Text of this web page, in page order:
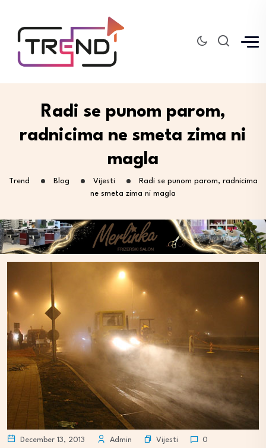
Radi se punom parom,
radnicima ne smeta zima ni
magla
Trend Blog Vijesti
Radi se punom parom, radnicima
ne smeta zima ni magla
December 13, 2013 Admin Vijesti 0